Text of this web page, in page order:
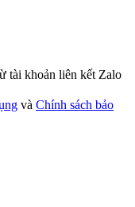
tài khoản liên kết Zalo
và Chính sách bảo